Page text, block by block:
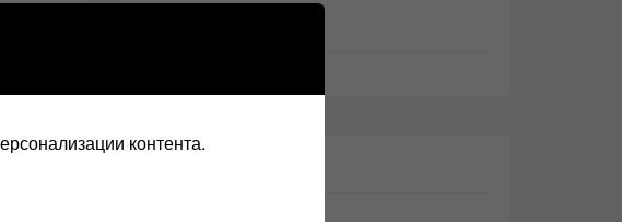
— 2,5
контента.